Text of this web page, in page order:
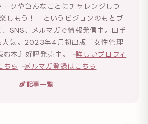
クや色んなことにチャレンジしつ
しもう！」というビジョンのもとブ
、SNS、メルマガで情報発信中。山手
人気。2023年4月初出版『女性管理
む本』好評発売中。 →詳しいプロフィ
ちら
→メルマガ登録はこちら
記事一覧